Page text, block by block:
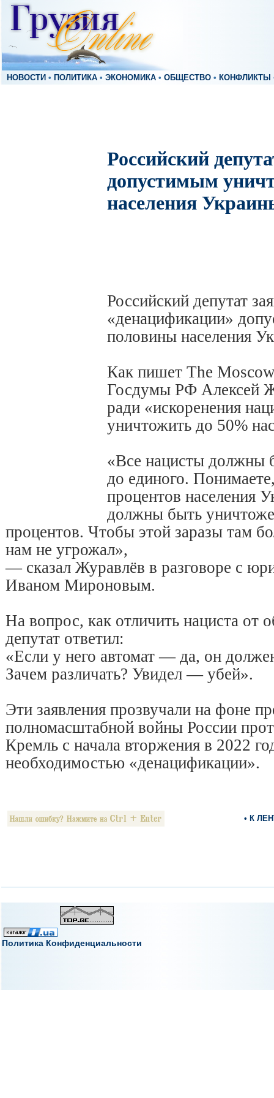
НОВОСТИ • ПОЛИТИКА • ЭКОНОМИКА • ОБЩЕСТВО • КОНФЛИКТЫ
Российский
допустимым
населения
Российский депутат
«денацификации»
половины населения
Как пишет The
Госдумы РФ Алексей
ради «искоренения
уничтожить до 50%
«Все нацисты должны
до единого.
процентов населения
должны быть
процентов. Чтобы этой заразы там
нам не угрожал»,
— сказал Журавлёв в разговоре с
Иваном Мироновым.
На вопрос, как отличить нациста от
депутат ответил:
«Если у него автомат — да, он
Зачем различать? Увидел — убей».
Эти заявления прозвучали на фоне
полномасштабной войны России
Кремль с начала вторжения в 2022
необходимостью «денацификации».
• К
Политика Конфиденциальности